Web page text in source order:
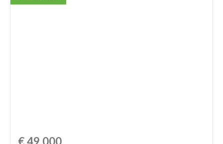
€ 49.000